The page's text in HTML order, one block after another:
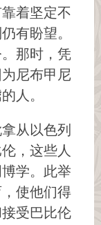
着坚定不
有盼望。
那时，凭
尼布甲尼
人。
从以色列
，这些人
学。此举
使他们得
受巴比伦